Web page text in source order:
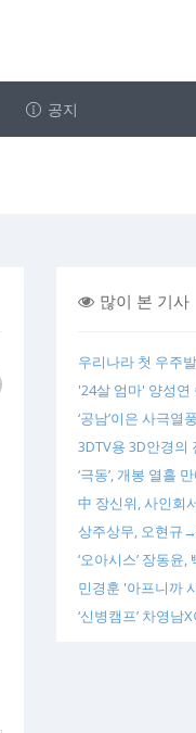
공지
많이 본 기사
우리나라 첫 우주
'24살 엄마' 양성
‘공남’이은 사극열
3DTV용 3D안경의
‘극동’, 개봉 열흘
中 장신위, 사인회
상주상무, 오현규
‘오아시스’ 장동
민경훈 '아프니까
‘신병캠프’ 차영